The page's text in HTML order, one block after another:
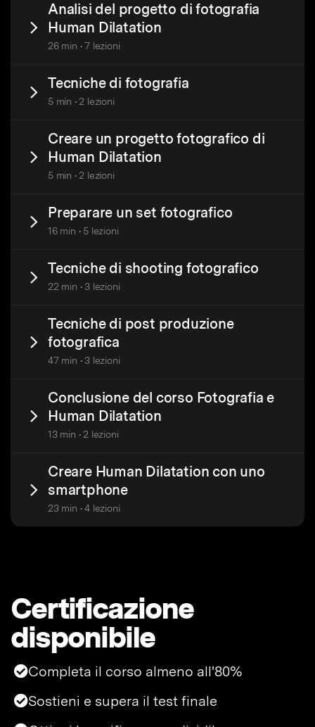
Analisi del progetto di fotografia
Human Dilatation
26 min • 7 lezioni
Tecniche di fotografia
5 min • 2 lezioni
Creare un progetto fotografico di
Human Dilatation
5 min • 2 lezioni
Preparare un set fotografico
16 min • 5 lezioni
Tecniche di shooting fotografico
22 min • 3 lezioni
Tecniche di post produzione
fotografica
47 min • 3 lezioni
Conclusione del corso Fotografia e
Human Dilatation
13 min • 2 lezioni
Creare Human Dilatation con uno
smartphone
23 min • 4 lezioni
Certificazione
disponibile
Completa il corso almeno all'80%
Sostieni e supera il test finale